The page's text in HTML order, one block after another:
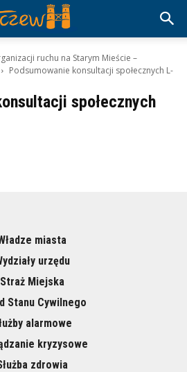
ruchu na Starym Mieście –
Podsumowanie konsultacji społecznych L-
społecznych
miasta
urzędu
Straż Miejska
Stanu Cywilnego
alarmowe
kryzysowe
zdrowia